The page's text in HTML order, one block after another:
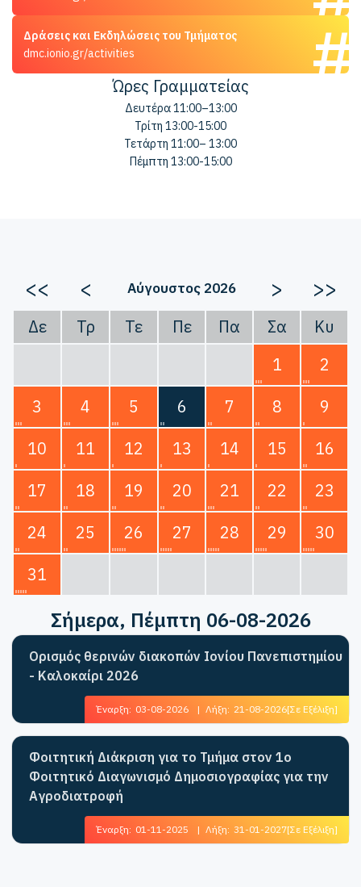
Δράσεις και Εκδηλώσεις του Τμήματος
dmc.ionio.gr/activities
Ώρες Γραμματείας
Δευτέρα 11:00–13:00
Τρίτη 13:00-15:00
Τετάρτη 11:00– 13:00
Πέμπτη 13:00-15:00
<< < Αύγουστος 2026 > >>
Δε Τρ Τε Πε Πα Σα
Κυ
1
2
3
4 5 6 7 8
9
10
11 12 13 14 15
16
17
18 19 20 21 22
23
24
25 26 27 28 29
30
31
Σήμερα, Πέμπτη 06-08-2026
Ορισμός θερινών διακοπών Ιονίου Πανεπιστημίου
- Καλοκαίρι 2026
Έναρξη: 03-08-2026 | Λήξη: 21-08-2026[Σε Εξέλιξη]
Φοιτητική Διάκριση για το Τμήμα στον 1ο
Φοιτητικό Διαγωνισμό Δημοσιογραφίας για την
Αγροδιατροφή
Έναρξη: 01-11-2025 | Λήξη: 31-01-2027[Σε Εξέλιξη]